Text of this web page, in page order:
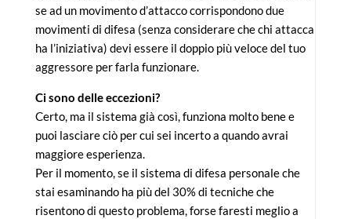
se ad un movimento d’attacco corrispondono due
movimenti di difesa (senza considerare che chi attacca
ha l’iniziativa) devi essere il doppio più veloce del tuo
aggressore per farla funzionare.
Ci sono delle eccezioni?
Certo, ma il sistema già così, funziona molto bene e
puoi lasciare ciò per cui sei incerto a quando avrai
maggiore esperienza.
Per il momento, se il sistema di difesa personale che
stai esaminando ha più del 30% di tecniche che
risentono di questo problema, forse faresti meglio a